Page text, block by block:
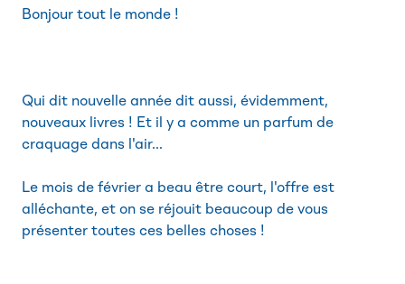
Bonjour tout le monde !
Qui dit nouvelle année dit aussi, évidemment,
nouveaux livres ! Et il y a comme un parfum de
craquage dans l'air...
Le mois de février a beau être court, l'offre est
alléchante, et on se réjouit beaucoup de vous
présenter toutes ces belles choses !